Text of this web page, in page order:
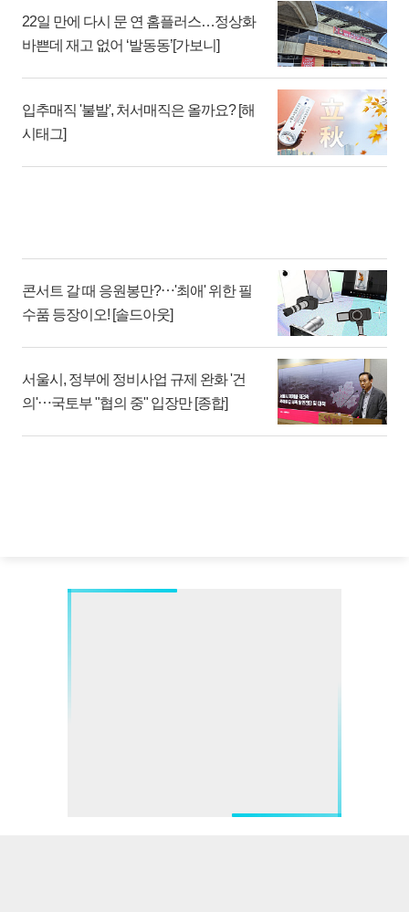
22일 만에 다시 문 연 홈플러스…정상화
바쁜데 재고 없어 ‘발동동’[가보니]
입추매직 '불발', 처서매직은 올까요? [해
시태그]
콘서트 갈 때 응원봉만?⋯'최애' 위한 필
수품 등장이오! [솔드아웃]
서울시, 정부에 정비사업 규제 완화 '건
의'⋯국토부 "협의 중" 입장만 [종합]